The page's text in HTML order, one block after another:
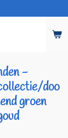
-
doo
groen